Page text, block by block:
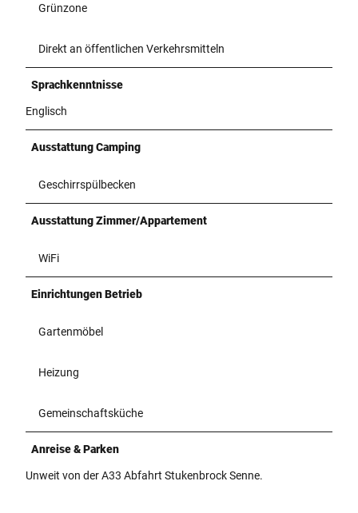
Grünzone
Direkt an öffentlichen Verkehrsmitteln
Sprachkenntnisse
Englisch
Ausstattung Camping
Geschirrspülbecken
Ausstattung Zimmer/Appartement
WiFi
Einrichtungen Betrieb
Gartenmöbel
Heizung
Gemeinschaftsküche
Anreise & Parken
Unweit von der A33 Abfahrt Stukenbrock Senne.